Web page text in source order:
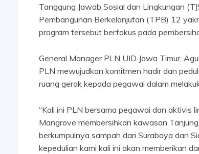
Tanggung Jawab Sosial dan Lingkungan
Pembangunan Berkelanjutan (TPB) 12
program tersebut berfokus pada
General Manager PLN UID Jawa Timur,
PLN mewujudkan komitmen hadir dan
ruang gerak kepada pegawai dalam
“Kali ini PLN bersama pegawai dan aktivis
Mangrove membersihkan kawasan
berkumpulnya sampah dari Surabaya dan
kepedulian kami kali ini akan memberikan